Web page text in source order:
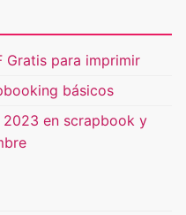
Gratis para imprimir
básicos
en scrapbook y